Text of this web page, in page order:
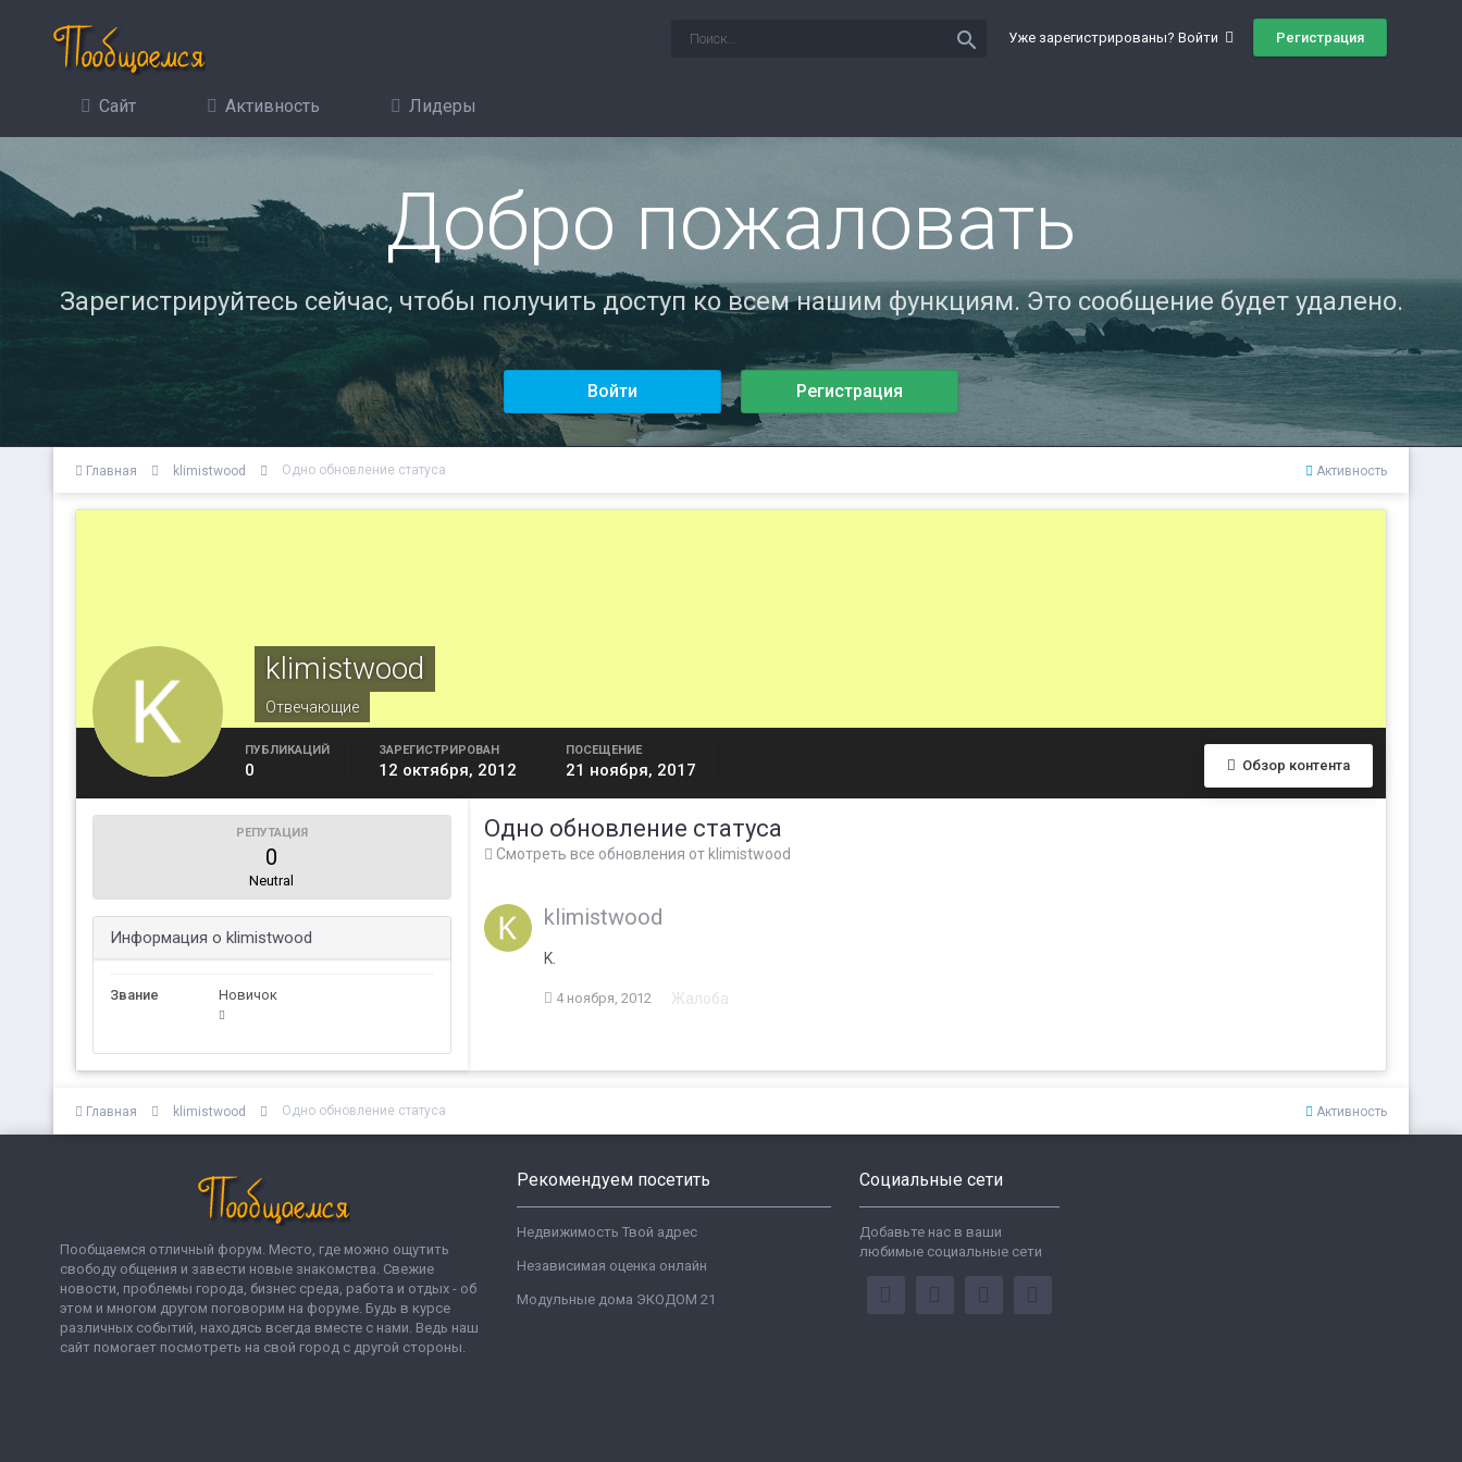
Уже зарегистрированы? Войти Регистрация
search
Сайт Активность Лидеры
Добро пожаловать
Зарегистрируйтесь сейчас, чтобы получить доступ ко всем нашим функциям. Это сообщение будет удалено.
Войти Регистрация
Активность
Главная klimistwood Одно обновление статуса
klimistwood
Отвечающие
Обзор контента
ПУБЛИКАЦИЙ
0
ЗАРЕГИСТРИРОВАН
12 октября, 2012
ПОСЕЩЕНИЕ
21 ноября, 2017
РЕПУТАЦИЯ
0
Neutral
Информация о klimistwood
Звание Новичок
Одно обновление статуса
Смотреть все обновления от klimistwood
klimistwood
K.
4 ноября, 2012 Жалоба
Активность
Главная klimistwood Одно обновление статуса
Пообщаемся отличный форум. Место, где можно ощутить
свободу общения и завести новые знакомства. Свежие
новости, проблемы города, бизнес среда, работа и отдых - об
этом и многом другом поговорим на форуме. Будь в курсе
различных событий, находясь всегда вместе с нами. Ведь наш
сайт помогает посмотреть на свой город с другой стороны.
Рекомендуем посетить
Недвижимость Твой адрес
Независимая оценка онлайн
Модульные дома ЭКОДОМ 21
Социальные сети
Добавьте нас в ваши
любимые социальные сети